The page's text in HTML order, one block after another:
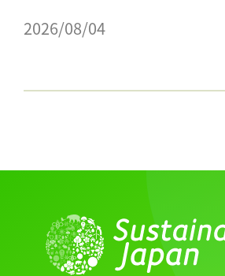
2026/08/04